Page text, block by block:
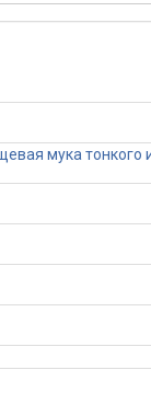
мука тонкого